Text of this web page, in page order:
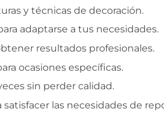
y técnicas de decoración.
adaptarse a tus necesidades.
resultados profesionales.
ocasiones específicas.
sin perder calidad.
satisfacer las necesidades de